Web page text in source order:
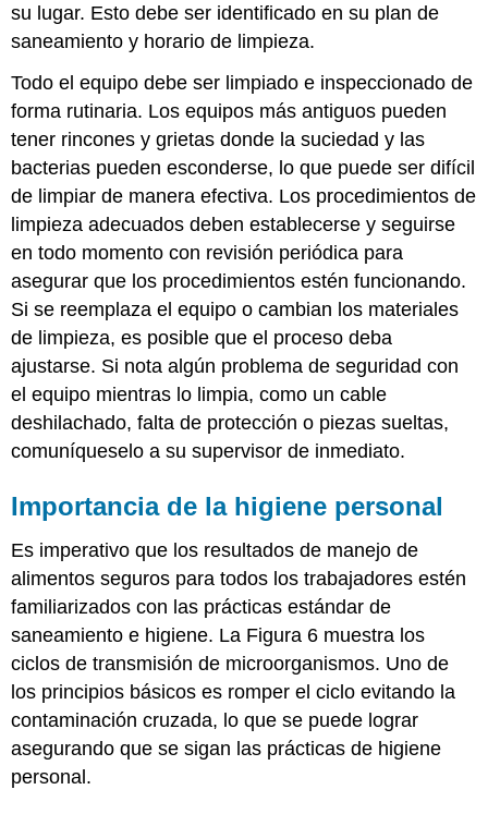
su lugar. Esto debe ser identificado en su plan de
saneamiento y horario de limpieza.
Todo el equipo debe ser limpiado e inspeccionado de
forma rutinaria. Los equipos más antiguos pueden
tener rincones y grietas donde la suciedad y las
bacterias pueden esconderse, lo que puede ser difícil
de limpiar de manera efectiva. Los procedimientos de
limpieza adecuados deben establecerse y seguirse
en todo momento con revisión periódica para
asegurar que los procedimientos estén funcionando.
Si se reemplaza el equipo o cambian los materiales
de limpieza, es posible que el proceso deba
ajustarse. Si nota algún problema de seguridad con
el equipo mientras lo limpia, como un cable
deshilachado, falta de protección o piezas sueltas,
comuníqueselo a su supervisor de inmediato.
Importancia de la higiene personal
Es imperativo que los resultados de manejo de
alimentos seguros para todos los trabajadores estén
familiarizados con las prácticas estándar de
saneamiento e higiene. La Figura 6 muestra los
ciclos de transmisión de microorganismos. Uno de
los principios básicos es romper el ciclo evitando la
contaminación cruzada, lo que se puede lograr
asegurando que se sigan las prácticas de higiene
personal.